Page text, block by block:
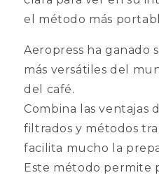
el método más
Aeropress ha ganado
más versátiles del
del café.
Combina las ventajas
filtrados y métodos
facilita mucho la
Este método permite